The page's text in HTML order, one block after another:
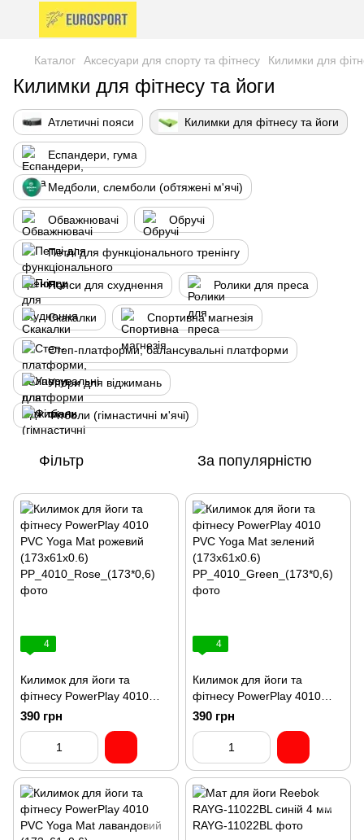
Каталог Аксесуари для спорту та фітнесу Килимки для
Килимки для фітнесу та йоги
Атлетичні пояси Килимки для фітнесу та йоги
Еспандери, гума
Медболи, слемболи (обтяжені м'ячі)
Обважнювачі Обручі
Петлі для функціонального тренінгу
Пояси для схуднення Ролики для преса
Скакалки Спортивна магнезія
Степ-платформи, балансувальні платформи
Упори для віджимань
Фітболи (гімнастичні м'ячі)
Фільтр За популярністю
4
Килимок для йоги та
фітнесу PowerPlay 4010
PVC Yoga Mat рожевий
(173x61x0.6)
390 грн
4
Килимок для йоги та
фітнесу PowerPlay 4010
PVC Yoga Mat зелений
(173x61x0.6)
390 грн